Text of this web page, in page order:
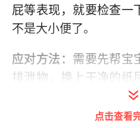
屁等表现，就要检查一
不是大小便了。
应对方法： 需要先帮宝
排泄物，换上干净的纸
有身体清爽了，宝宝才
点击查看